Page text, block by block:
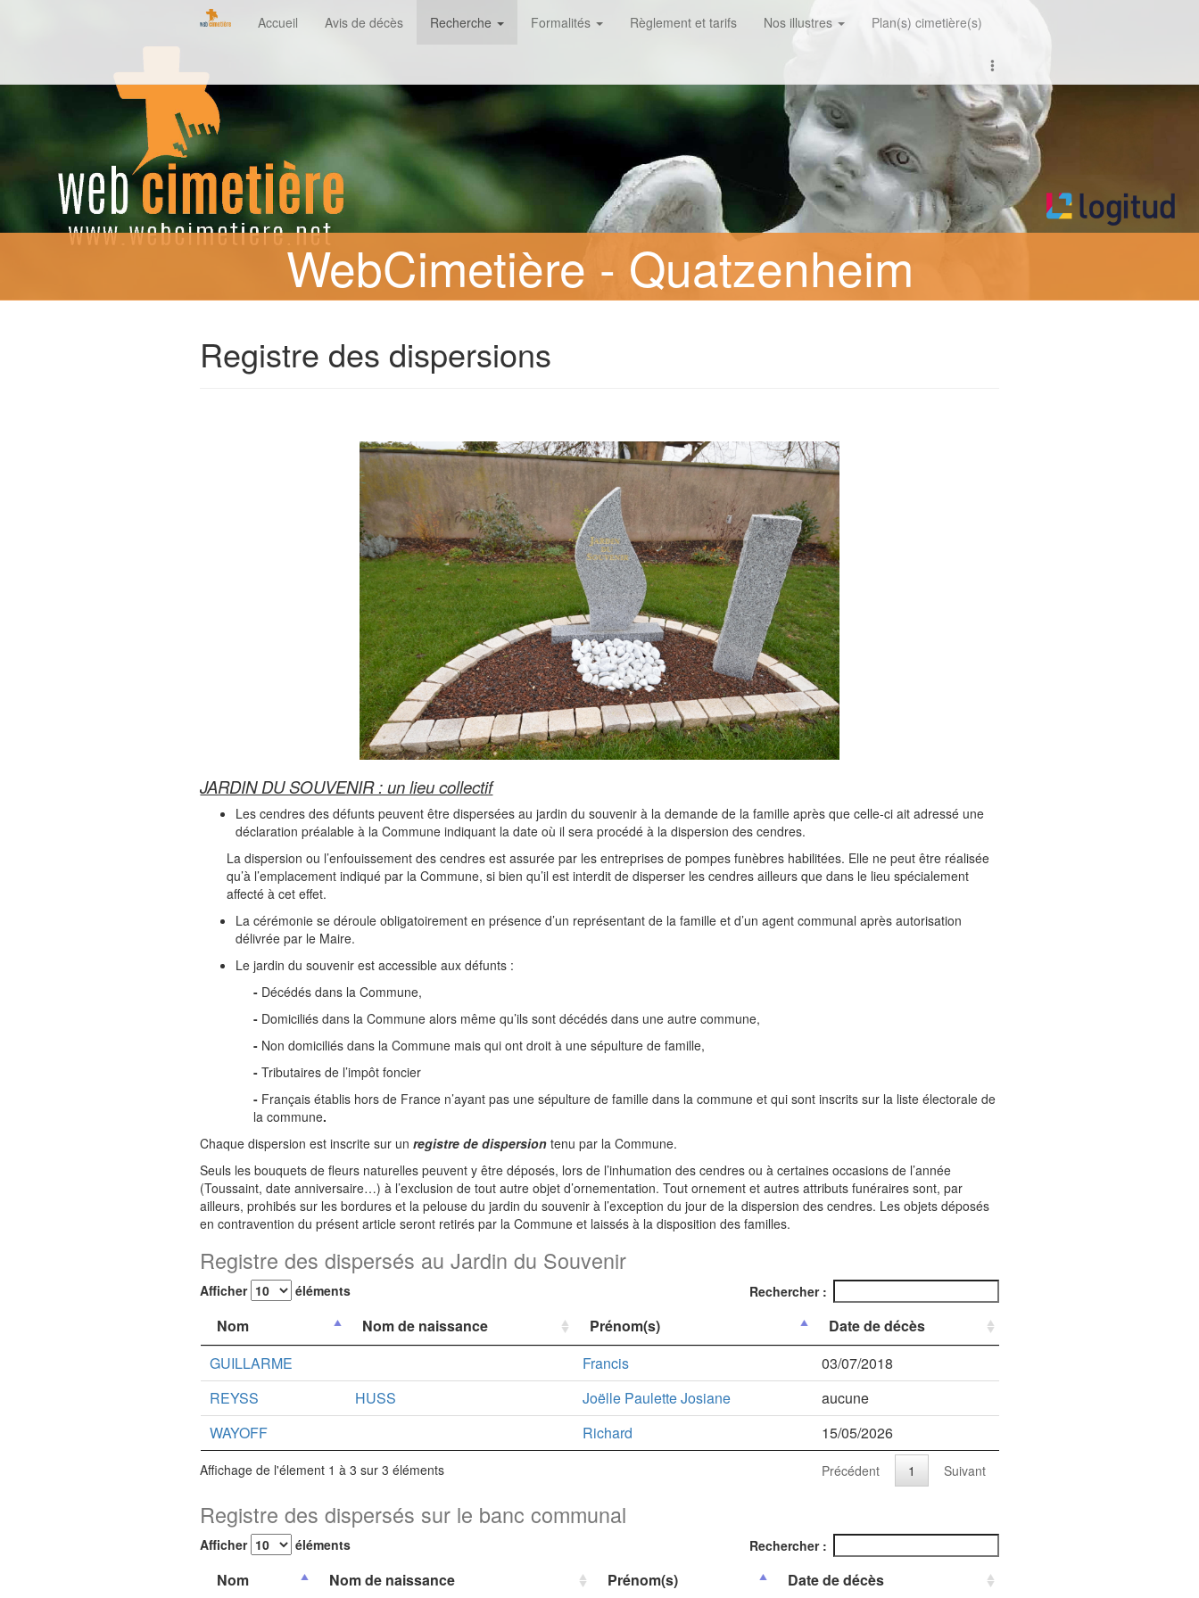
Accueil Avis de décès Recherche Formalités Règlement et tarifs Nos illustres Plan(s) cimetière(s)
WebCimetière - Quatzenheim
Registre des dispersions
JARDIN DU SOUVENIR : un lieu collectif
Les cendres des défunts peuvent être dispersées au jardin du souvenir à la demande de la famille après que celle-ci ait adressé une
déclaration préalable à la Commune indiquant la date où il sera procédé à la dispersion des cendres.
La dispersion ou l’enfouissement des cendres est assurée par les entreprises de pompes funèbres habilitées. Elle ne peut être réalisée
qu’à l’emplacement indiqué par la Commune, si bien qu’il est interdit de disperser les cendres ailleurs que dans le lieu spécialement
affecté à cet effet.
La cérémonie se déroule obligatoirement en présence d’un représentant de la famille et d’un agent communal après autorisation
délivrée par le Maire.
Le jardin du souvenir est accessible aux défunts :
- Décédés dans la Commune,
- Domiciliés dans la Commune alors même qu’ils sont décédés dans une autre commune,
- Non domiciliés dans la Commune mais qui ont droit à une sépulture de famille,
- Tributaires de l’impôt foncier
- Français établis hors de France n’ayant pas une sépulture de famille dans la commune et qui sont inscrits sur la liste électorale de
la commune.
Chaque dispersion est inscrite sur unregistre de dispersion tenu par la Commune.
Seuls les bouquets de fleurs naturelles peuvent y être déposés, lors de l’inhumation des cendres ou à certaines occasions de l’année
(Toussaint, date anniversaire…) à l’exclusion de tout autre objet d’ornementation. Tout ornement et autres attributs funéraires sont, par
ailleurs, prohibés sur les bordures et la pelouse du jardin du souvenir à l’exception du jour de la dispersion des cendres. Les objets déposés
en contravention du présent article seront retirés par la Commune et laissés à la disposition des familles.
Registre des dispersés au Jardin du Souvenir
Afficher éléments Rechercher :
Nom Nom de naissance Prénom(s)
Date de décès
GUILLARME
Francis
03/07/2018
REYSS
HUSS Joëlle Paulette Josiane
aucune
WAYOFF
Richard 15/05/2026
Affichage de l'élement 1 à 3 sur 3 éléments Précédent 1 Suivant
Registre des dispersés sur le banc communal
Afficher éléments Rechercher :
Nom Nom de naissance Prénom(s) Date de décès